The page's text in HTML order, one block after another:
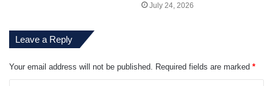
July 24, 2026
Leave a Reply
Your email address will not be published. Required fields are marked *